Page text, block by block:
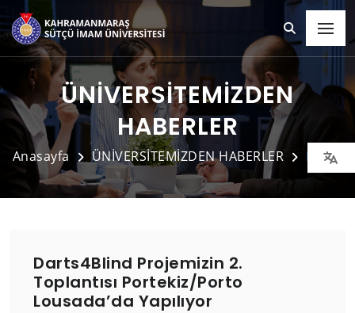
ÜNİVERSİTEMİZDEN
HABERLER
Anasayfa ÜNİVERSİTEMİZDEN HABERLER Detay
Darts4Blind Projemizin 2.
Toplantısı Portekiz/Porto
Lousada’da Yapılıyor